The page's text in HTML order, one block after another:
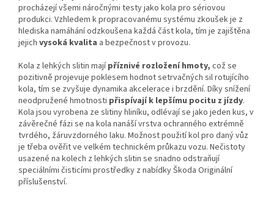
procházejí všemi náročnými testy jako kola pro sériovou
produkci. Vzhledem k propracovanému systému zkoušek je z
hlediska namáhání odzkoušena každá část kola, tím je zajištěna
jejich vysoká kvalita a bezpečnost v provozu.
Kola z lehkých slitin mají příznivé rozložení hmoty, což se
pozitivně projevuje poklesem hodnot setrvačných sil rotujícího
kola, tím se zvyšuje dynamika akcelerace i brzdění. Díky snížení
neodpružené hmotnosti přispívají k lepšímu pocitu z jízdy.
Kola jsou vyrobena ze slitiny hliníku, odlévají se jako jeden kus, v
závěrečné fázi se na kola nanáší vrstva ochranného extrémně
tvrdého, žáruvzdorného laku. Možnost použití kol pro daný vůz
je třeba ověřit ve velkém technickém průkazu vozu. Nečistoty
usazené na kolech z lehkých slitin se snadno odstraňují
speciálními čisticími prostředky z nabídky Škoda Originální
příslušenství.